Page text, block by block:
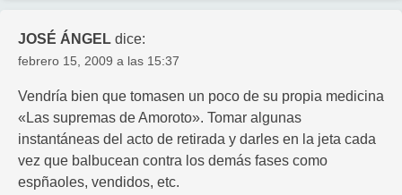
JOSÉ ÁNGEL dice:
febrero 15, 2009 a las 15:37
Vendría bien que tomasen un poco de su propia medicina
«Las supremas de Amoroto». Tomar algunas
instantáneas del acto de retirada y darles en la jeta cada
vez que balbucean contra los demás fases como
espñaoles, vendidos, etc.